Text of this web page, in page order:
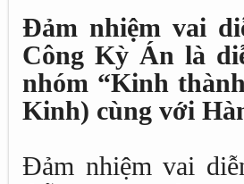
Đảm nhiệm vai
Công Kỳ Án là
nhóm “Kinh
Kinh) cùng với
Đảm nhiệm vai